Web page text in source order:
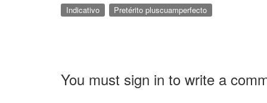
Indicativo Pretérito pluscuamperfecto
You must sign in to write a